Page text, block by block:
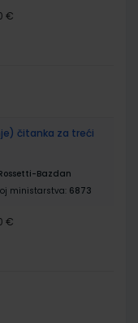
€
čitanka za treći
Bazdan
ministarstva: 6873
€